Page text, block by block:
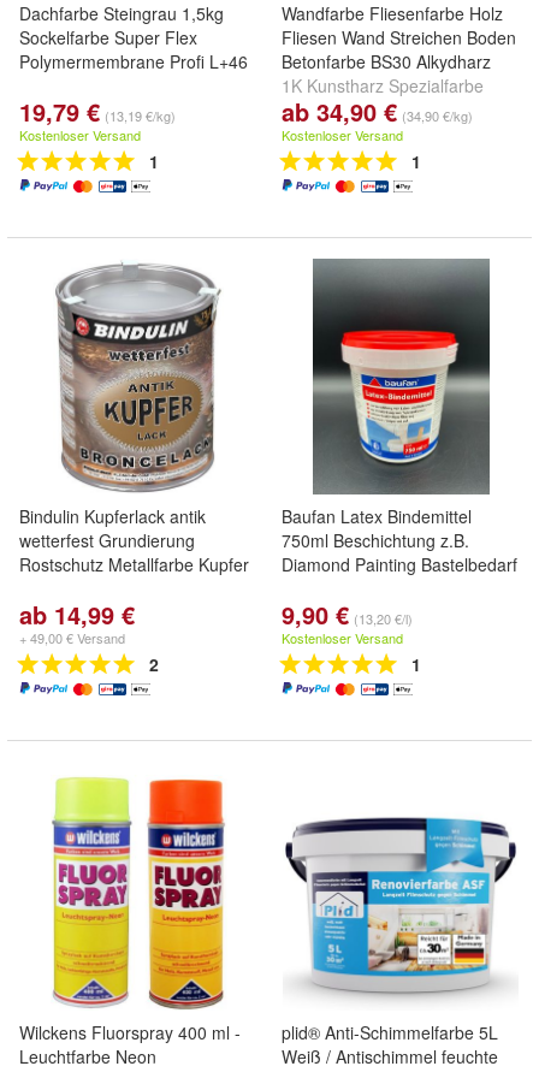
Dachfarbe Steingrau 1,5kg
Sockelfarbe Super Flex
Polymermembrane Profi L+46
19,79 € (13,19 €/kg)
Kostenloser Versand
1
Wandfarbe Fliesenfarbe Holz
Fliesen Wand Streichen Boden
Betonfarbe BS30 Alkydharz
1K Kunstharz Spezialfarbe
Bodenbeschichtung
Terrassenfarbe Balkonfarbe
Holzfarbe
ab 34,90 € (34,90 €/kg)
Kostenloser Versand
1
Bindulin Kupferlack antik
wetterfest Grundierung
Rostschutz Metallfarbe Kupfer
ab 14,99 €
+ 49,00 € Versand
2
Baufan Latex Bindemittel
750ml Beschichtung z.B.
Diamond Painting Bastelbedarf
9,90 € (13,20 €/l)
Kostenloser Versand
1
Wilckens Fluorspray 400 ml -
Leuchtfarbe Neon
plid® Anti-Schimmelfarbe 5L
Weiß / Antischimmel feuchte